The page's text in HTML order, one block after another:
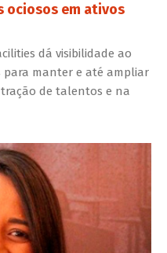
ociosos em ativos
dá visibilidade ao
manter e até ampliar
de talentos e na